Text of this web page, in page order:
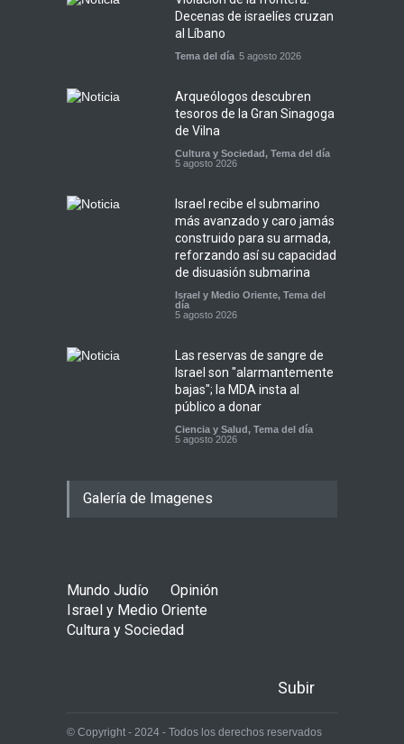
Decenas de israelíes cruzan
al Líbano
Tema del día 5 agosto 2026
Arqueólogos descubren
tesoros de la Gran Sinagoga
de Vilna
Cultura y Sociedad, Tema del día
5 agosto 2026
Israel recibe el submarino
más avanzado y caro jamás
construido para su armada,
reforzando así su capacidad
de disuasión submarina
Israel y Medio Oriente, Tema del
día
5 agosto 2026
Las reservas de sangre de
Israel son "alarmantemente
bajas"; la MDA insta al
público a donar
Ciencia y Salud, Tema del día
5 agosto 2026
Galería de Imagenes
Mundo Judío
Opinión
Israel y Medio Oriente
Cultura y Sociedad
Subir
© Copyright - 2024 - Todos los derechos reservados